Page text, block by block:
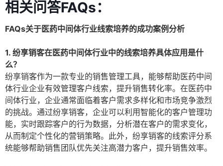
相关问答FAQs：
FAQs关于医药中间体行业线索培养的成功案例分析
1. 纷享销客在医药中间体行业中的线索培养具体应用是什
么？
纷享销客作为一款专业的销售管理工具，能够帮助医药中间
体行业企业有效管理客户线索，提升销售转化率。在医药中
间体行业，企业通常面临着客户需求多样化和市场竞争激烈
的挑战。通过纷享销客，企业可以利用智能化的客户管理功
能，实时跟踪客户的行为数据，分析潜在客户的需求变化，
从而制定个性化的营销策略。此外，纷享销客的线索评分系
统能够帮助销售团队优先关注高潜力客户，提升销售效率。